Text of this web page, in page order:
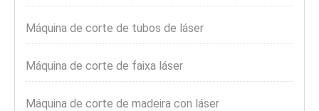
Máquina de corte de tubos de láser
Máquina de corte de faixa láser
Máquina de corte de madeira con láser